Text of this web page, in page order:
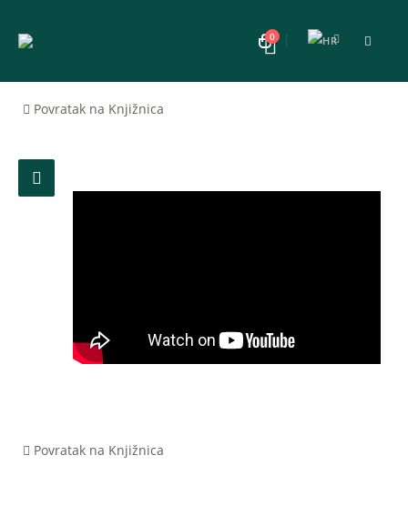
0
Povratak na Knjižnica
Povratak na Knjižnica